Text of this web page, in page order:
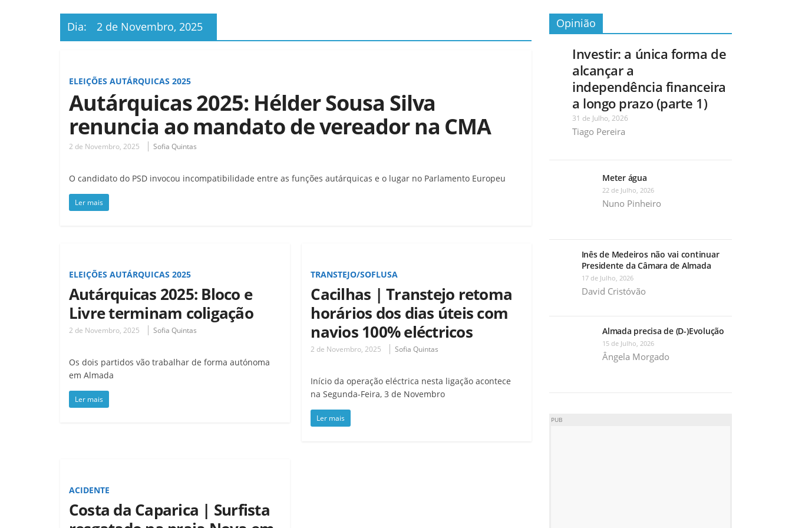
Dia: 2 de Novembro, 2025
ELEIÇÕES AUTÁRQUICAS 2025
Autárquicas 2025: Hélder Sousa Silva
renuncia ao mandato de vereador na CMA
2 de Novembro, 2025 Sofia Quintas
O candidato do PSD invocou incompatibilidade entre as funções autárquicas e o lugar no Parlamento Europeu
Ler mais
ELEIÇÕES AUTÁRQUICAS 2025
Autárquicas 2025: Bloco e
Livre terminam coligação
2 de Novembro, 2025 Sofia Quintas
Os dois partidos vão trabalhar de forma autónoma
em Almada
Ler mais
TRANSTEJO/SOFLUSA
Cacilhas | Transtejo retoma
horários dos dias úteis com
navios 100% eléctricos
2 de Novembro, 2025 Sofia Quintas
Início da operação eléctrica nesta ligação acontece
na Segunda-Feira, 3 de Novembro
Ler mais
ACIDENTE
Costa da Caparica | Surfista
Opinião
Investir: a única forma de
alcançar a
independência financeira
a longo prazo (parte 1)
31 de Julho, 2026
Tiago Pereira
Meter água
22 de Julho, 2026
Nuno Pinheiro
Inês de Medeiros não vai continuar
Presidente da Câmara de Almada
17 de Julho, 2026
David Cristóvão
Almada precisa de (D-)Evolução
15 de Julho, 2026
Ângela Morgado
PUB